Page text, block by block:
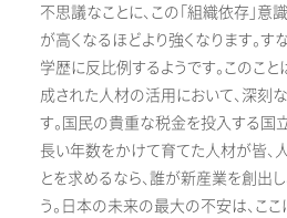
不思議なことに、この「組織依存」意
が高くなるほどより強くなります。
学歴に反比例するようです。このこ
成された人材の活用において、深刻
す。国民の貴重な税金を投入する国
長い年数をかけて育てた人材が皆、
とを求めるなら、誰が新産業を創出
う。日本の未来の最大の不安は、こ